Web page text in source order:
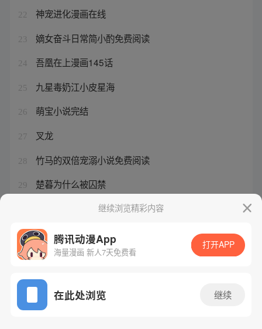
22 神宠进化漫画在线
23 嫡女奋斗日常简小酌免费阅读
24 吾凰在上漫画145话
25 九星毒奶江小皮星海
26 萌宝小说完结
27 叉龙
28 竹马的双倍宠溺小说免费阅读
29 楚暮为什么被囚禁
我能融合虫族基因继续浏览精彩内容
腾讯动漫App
海量漫画 新人7天免费看
打开APP
在此处浏览 继续
网站备案/许可证号：粤B2-20090059-5
Copyright©1998 - 2026 Tencent. All Rights Reserved